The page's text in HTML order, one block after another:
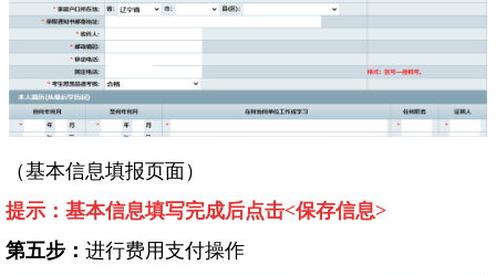
（基本信息填报页面）
提示：基本信息填写完成后点击<保存信息>
第五步： 进行费用支付操作